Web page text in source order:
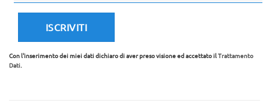
Con l'inserimento dei miei dati dichiaro di aver preso visione ed accettato ilTrattamento
Dati.